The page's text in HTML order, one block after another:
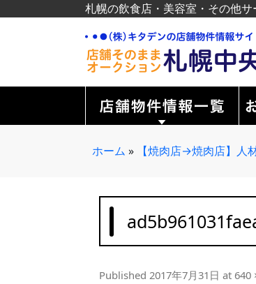
札幌の飲食店・美容室・その他
ホーム » 【焼肉店→焼肉店】人
Published 2017年7月31日 at 640